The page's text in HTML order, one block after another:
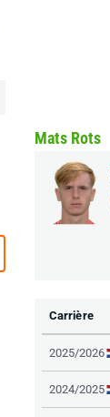
Mats Rots
Carrière
2025/2026
2024/2025